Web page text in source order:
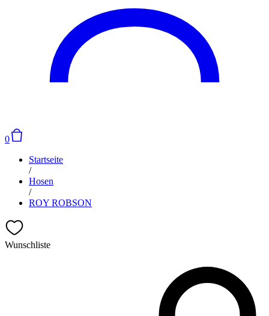
0
Startseite
/
Hosen
/
ROY ROBSON
Wunschliste